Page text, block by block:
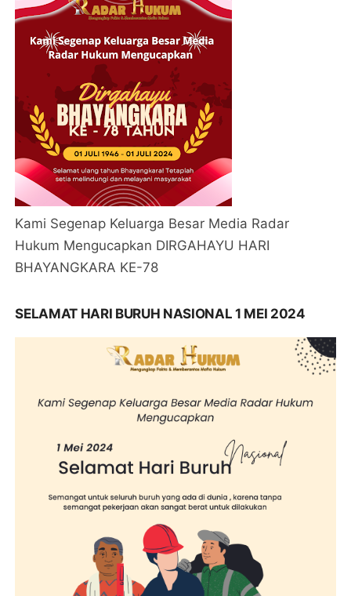
Kami Segenap Keluarga Besar Media Radar
Hukum Mengucapkan DIRGAHAYU HARI
BHAYANGKARA KE-78
SELAMAT HARI BURUH NASIONAL 1 MEI 2024